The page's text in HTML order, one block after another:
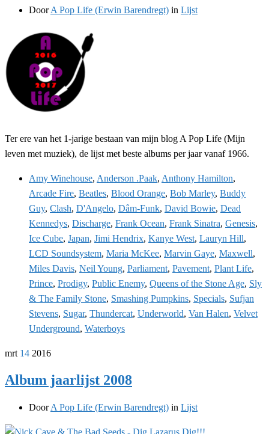
DoorA Pop Life (Erwin Barendregt) in Lijst
Ter ere van het 1-jarige bestaan van mijn blog A Pop Life (Mijn
leven met muziek), de lijst met beste albums per jaar vanaf 1966.
Amy Winehouse, Anderson .Paak, Anthony Hamilton,
Arcade Fire, Beatles, Blood Orange, Bob Marley, Buddy
Guy, Clash, D'Angelo, Dâm-Funk, David Bowie, Dead
Kennedys, Discharge, Frank Ocean, Frank Sinatra, Genesis,
Ice Cube, Japan, Jimi Hendrix, Kanye West, Lauryn Hill,
LCD Soundsystem, Maria McKee, Marvin Gaye, Maxwell,
Miles Davis, Neil Young, Parliament, Pavement, Plant Life,
Prince, Prodigy, Public Enemy, Queens of the Stone Age, Sly
& The Family Stone, Smashing Pumpkins, Specials, Sufjan
Stevens, Sugar, Thundercat, Underworld, Van Halen, Velvet
Underground, Waterboys
mrt 14 2016
Album jaarlijst 2008
DoorA Pop Life (Erwin Barendregt) in Lijst